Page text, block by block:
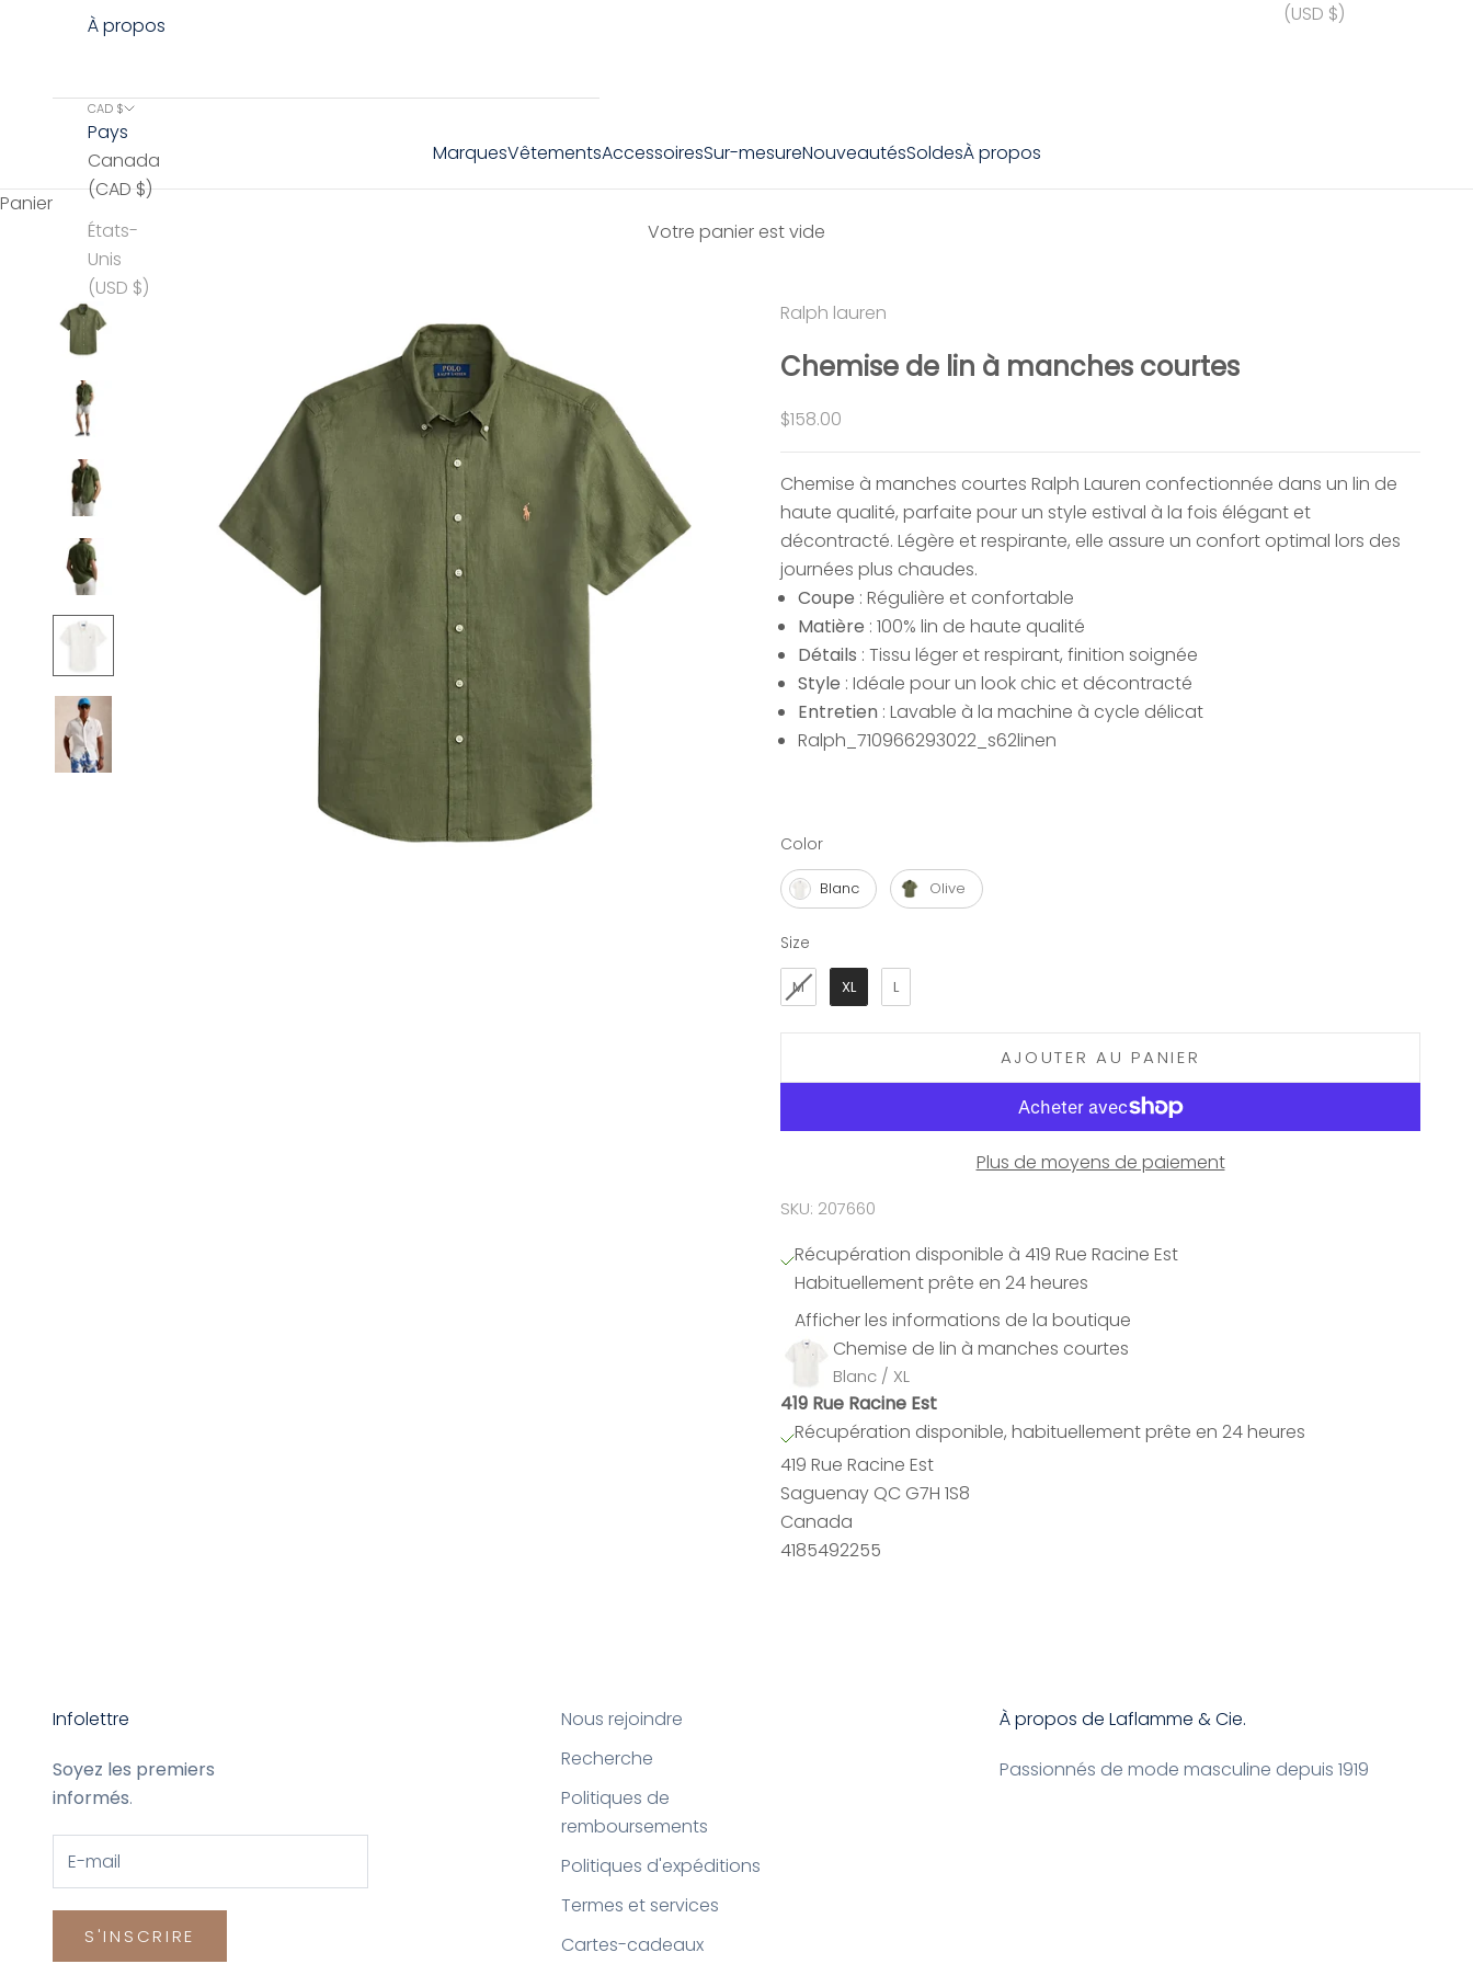
MarquesVêtementsAccessoiresSur-mesureNouveautésSoldesÀ propos
(USD $)
À propos
CAD $
Pays
Canada
(CAD $)
États-
Unis
(USD $)
Panier
Votre panier est vide
Ralph lauren
Chemise de lin à manches courtes
Prix de vente
$158.00
Chemise à manches courtes Ralph Lauren confectionnée dans un lin de
haute qualité, parfaite pour un style estival à la fois élégant et
décontracté. Légère et respirante, elle assure un confort optimal lors des
journées plus chaudes.
Coupe : Régulière et confortable
Matière : 100% lin de haute qualité
Détails : Tissu léger et respirant, finition soignée
Style : Idéale pour un look chic et décontracté
Entretien : Lavable à la machine à cycle délicat
Ralph_710966293022_s62linen
ColorColor
Blanc Olive
Size
M XL L
AJOUTER AU PANIER
Plus de moyens de paiement
SKU: 207660
Récupération disponible à 419 Rue Racine Est
Habituellement prête en 24 heures
Afficher les informations de la boutique
Chemise de lin à manches courtes
Blanc / XL
419 Rue Racine Est
Récupération disponible, habituellement prête en 24 heures
419 Rue Racine Est
Saguenay QC G7H 1S8
Canada
4185492255
Infolettre
Soyez les premiers
informés.
S'INSCRIRE
Nous rejoindre
Recherche
Politiques de
remboursements
Politiques d'expéditions
Termes et services
Cartes-cadeaux
À propos de Laflamme & Cie.
Passionnés de mode masculine depuis 1919